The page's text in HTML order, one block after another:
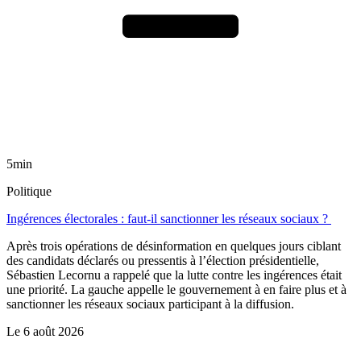
5min
Politique
Ingérences électorales : faut-il sanctionner les réseaux sociaux ?
Après trois opérations de désinformation en quelques jours ciblant
des candidats déclarés ou pressentis à l’élection présidentielle,
Sébastien Lecornu a rappelé que la lutte contre les ingérences était
une priorité. La gauche appelle le gouvernement à en faire plus et à
sanctionner les réseaux sociaux participant à la diffusion.
Le 6 août 2026